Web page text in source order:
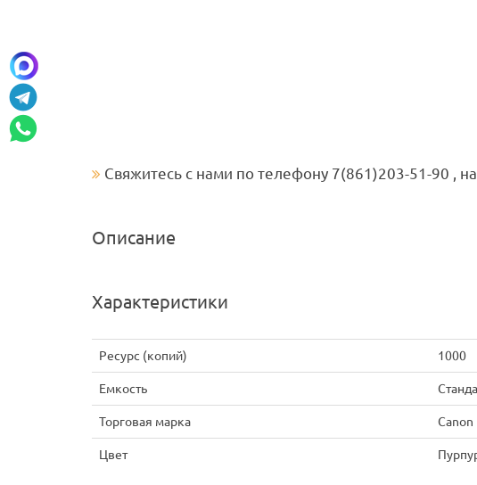
Свяжитесь с нами по телефону 7(861)203-51-90 ,
Описание
Характеристики
Ресурс (копий) 1000
Емкость
Торговая марка Canon
Цвет